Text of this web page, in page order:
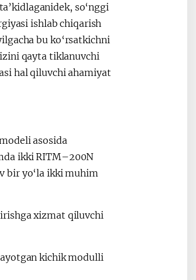
so‘nggi
ishlab chiqarish
bu ko‘rsatkichni
qayta tiklanuvchi
hal qiluvchi ahamiyat
asosida
ikki RITM–200N
bir yo‘la ikki muhim
xizmat qiluvchi
kichik modulli